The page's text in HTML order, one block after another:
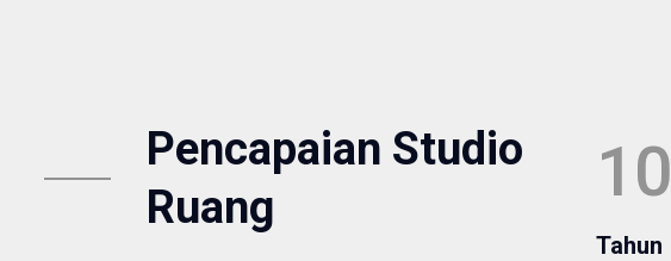
Pencapaian Studio
Ruang
10
Tahun